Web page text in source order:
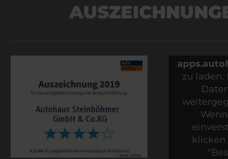
zu laden.
klicken